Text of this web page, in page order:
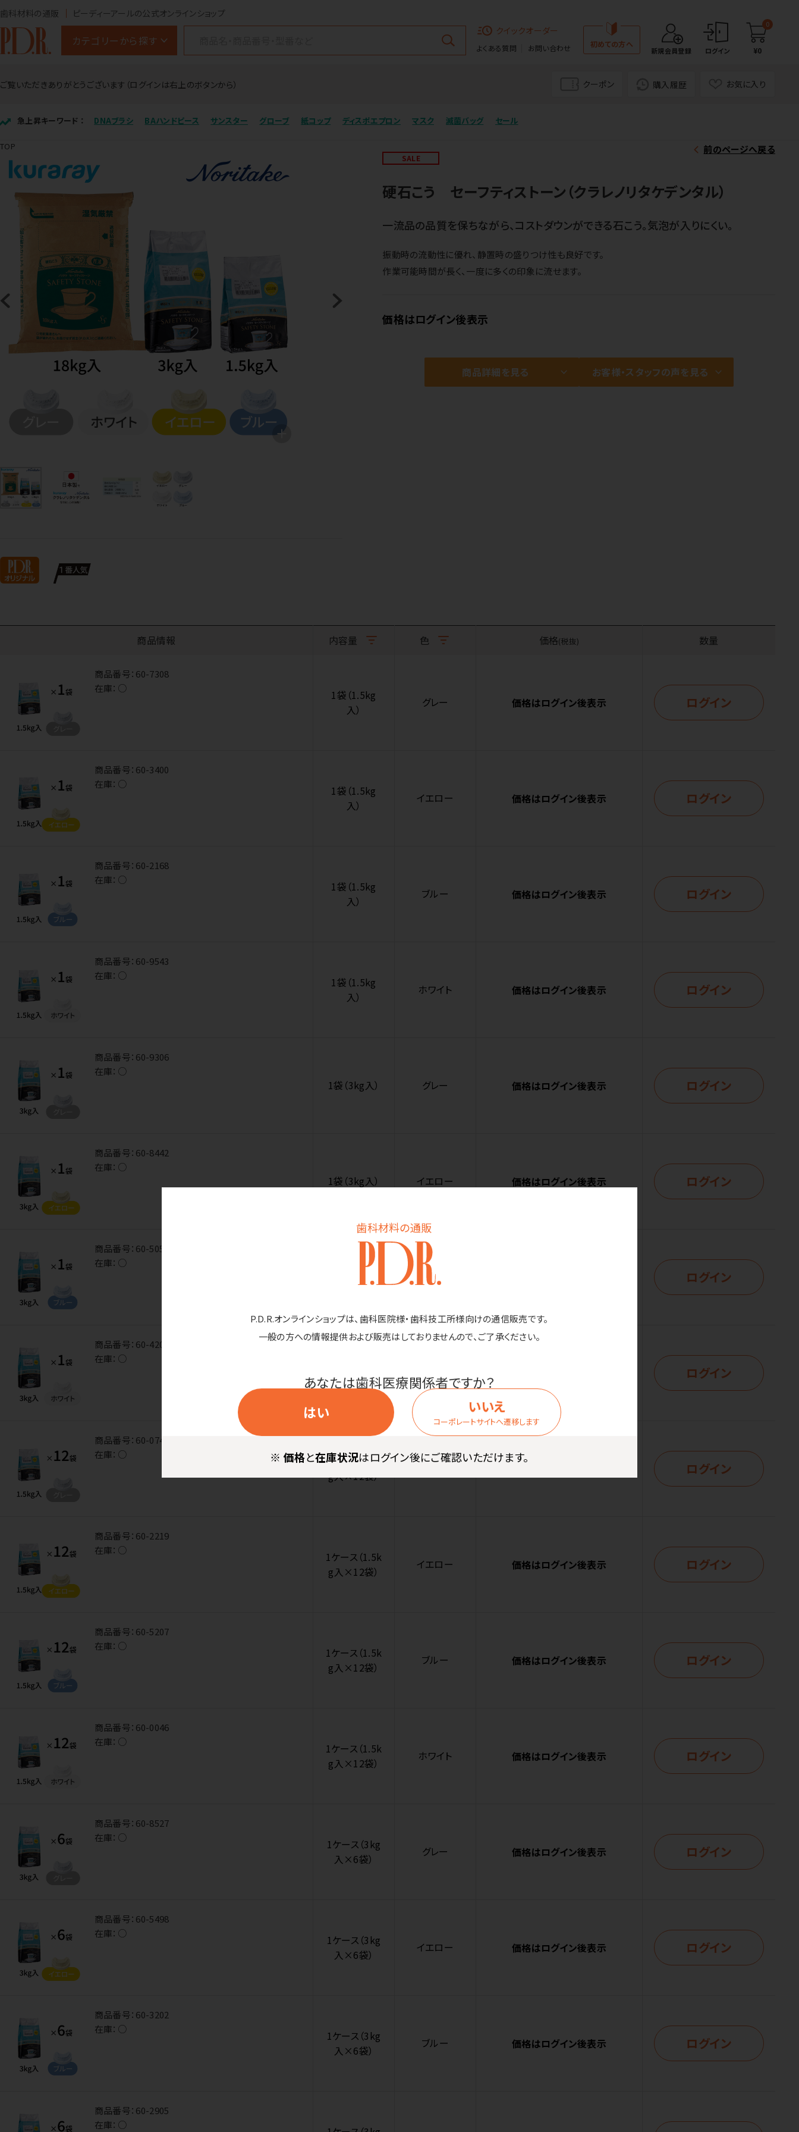
歯科材料の通販
P.D.R.オンラインショップは、歯科医院様・歯科技工所様向けの通信販売です。
一般の方への情報提供および販売はしておりませんので、ご了承ください。
あなたは歯科医療関係者ですか？
はい
いいえ
コーポレートサイトへ遷移します
※ 価格と在庫状況はログイン後にご確認いただけます。
歯科材料の通販 ピーディーアールの公式オンラインショップ
カテゴリーから探す
クイックオーダー
よくある質問 お問い合わせ 初めての方へ
新規会員登録 ログイン
0
¥0
ご覧いただきありがとうございます（ログインは右上のボタンから） クーポン 購入履歴 お気に入り
急上昇キーワード ： DNAブラシ BAハンドピース サンスター グローブ 紙コップ ディスポエプロン マスク 滅菌バッグ セール
TOP 前のページへ戻る
SALE
硬石こう セーフティストーン（クラレノリタケデンタル）
一流品の品質を保ちながら、コストダウンができる石こう。気泡が入りにくい。
振動時の流動性に優れ、静置時の盛りつけ性も良好です。
作業可能時間が長く、一度に多くの印象に流せます。
価格はログイン後表示
商品詳細を見る お客様・スタッフの声を見る
商品情報 内容量 色 価格(税抜) 数量
商品番号： 60-7308
在庫： ○
1袋（1.5kg
入）
グレー 価格はログイン後表示 ログイン
商品番号： 60-3400
在庫： ○
1袋（1.5kg
入）
イエロー 価格はログイン後表示 ログイン
商品番号： 60-2168
在庫： ○
1袋（1.5kg
入）
ブルー 価格はログイン後表示 ログイン
商品番号： 60-9543
在庫： ○
1袋（1.5kg
入）
ホワイト 価格はログイン後表示 ログイン
商品番号： 60-9306
在庫： ○
1袋（3kg入） グレー 価格はログイン後表示 ログイン
商品番号： 60-8442
在庫： ○
1袋（3kg入） イエロー 価格はログイン後表示 ログイン
商品番号： 60-5050
在庫： ○
ブルー ログイン
商品番号： 60-4208
在庫： ○
ログイン
商品番号： 60-0746
在庫： ○
1ケース（1.5k
g入×12袋）
ログイン
商品番号： 60-2219
在庫： ○
1ケース（1.5k
g入×12袋）
イエロー 価格はログイン後表示 ログイン
商品番号： 60-5207
在庫： ○
1ケース（1.5k
g入×12袋）
ブルー 価格はログイン後表示 ログイン
商品番号： 60-0046
在庫： ○
1ケース（1.5k
g入×12袋）
ホワイト 価格はログイン後表示 ログイン
商品番号： 60-8527
在庫： ○
1ケース（3kg
入×6袋）
グレー 価格はログイン後表示 ログイン
商品番号： 60-5498
在庫： ○
1ケース（3kg
入×6袋）
イエロー 価格はログイン後表示 ログイン
商品番号： 60-3202
在庫： ○
1ケース（3kg
入×6袋）
ブルー 価格はログイン後表示 ログイン
商品番号： 60-2905
在庫： ○